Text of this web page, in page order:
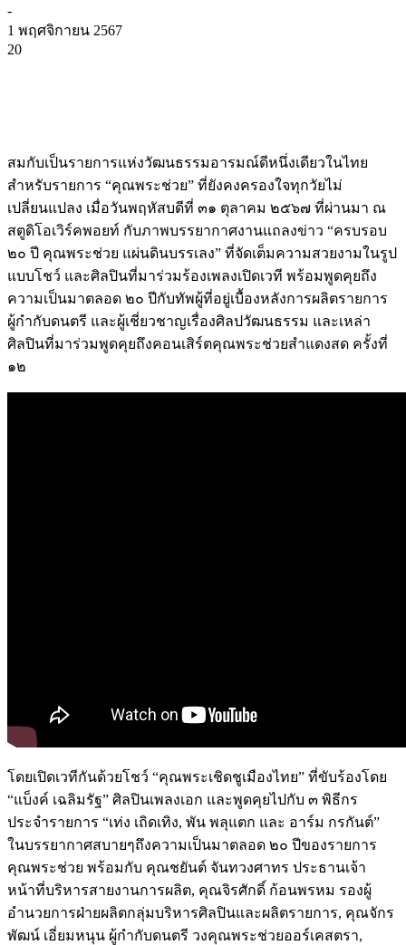
-
1 พฤศจิกายน 2567
20
สมกับเป็นรายการแห่งวัฒนธรรมอารมณ์ดีหนึ่งเดียวในไทย
สำหรับรายการ “คุณพระช่วย” ที่ยังคงครองใจทุกวัยไม่
เปลี่ยนแปลง เมื่อวันพฤหัสบดีที่ ๓๑ ตุลาคม ๒๕๖๗ ที่ผ่านมา ณ
สตูดิโอเวิร์คพอยท์ กับภาพบรรยากาศงานแถลงข่าว “ครบรอบ
๒๐ ปี คุณพระช่วย แผ่นดินบรรเลง” ที่จัดเต็มความสวยงามในรูป
แบบโชว์ และศิลปินที่มาร่วมร้องเพลงเปิดเวที พร้อมพูดคุยถึง
ความเป็นมาตลอด ๒๐ ปีกับทัพผู้ที่อยู่เบื้องหลังการผลิตรายการ
ผู้กำกับดนตรี และผู้เชี่ยวชาญเรื่องศิลปวัฒนธรรม และเหล่า
ศิลปินที่มาร่วมพูดคุยถึงคอนเสิร์ตคุณพระช่วยสำแดงสด ครั้งที่
๑๒
โดยเปิดเวทีกันด้วยโชว์ “คุณพระเชิดชูเมืองไทย” ที่ขับร้องโดย
“แบ็งค์ เฉลิมรัฐ” ศิลปินเพลงเอก และพูดคุยไปกับ ๓ พิธีกร
ประจำรายการ “เท่ง เถิดเทิง, พัน พลุแตก และ อาร์ม กรกันต์”
ในบรรยากาศสบายๆถึงความเป็นมาตลอด ๒๐ ปีของรายการ
คุณพระช่วย พร้อมกับ คุณชยันต์ จันทวงศาทร ประธานเจ้า
หน้าที่บริหารสายงานการผลิต, คุณจิรศักดิ์ ก้อนพรหม รองผู้
อำนวยการฝ่ายผลิตกลุ่มบริหารศิลปินและผลิตรายการ, คุณจักร
พัฒน์ เอี่ยมหนุน ผู้กำกับดนตรี วงคุณพระช่วยออร์เคสตรา,